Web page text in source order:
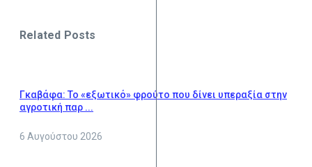
Related Posts
Γκαβάφα: Το «εξωτικό» φρούτο που δίνει υπεραξία στην
αγροτική παρ ...
6 Αυγούστου 2026